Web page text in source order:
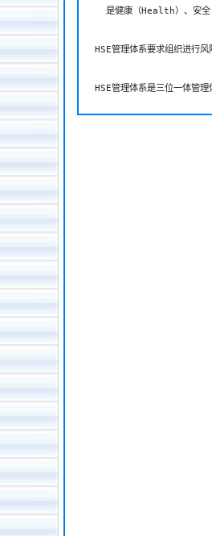
是健康（Health）、安全
HSE管理体系要求组织进行
HSE管理体系是三位一体管